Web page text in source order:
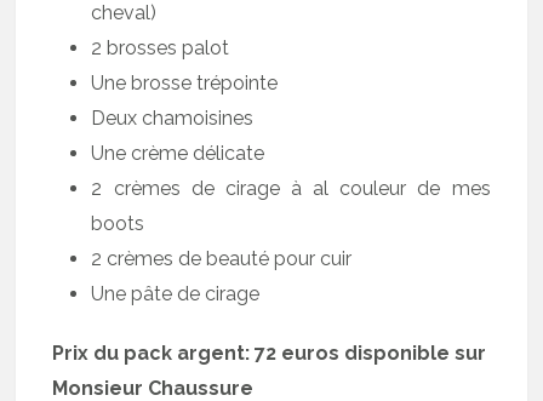
cheval)
2 brosses palot
Une brosse trépointe
Deux chamoisines
Une crème délicate
2 crèmes de cirage à al couleur de mes
boots
2 crèmes de beauté pour cuir
Une pâte de cirage
Prix du pack argent: 72 euros disponible sur
Monsieur Chaussure